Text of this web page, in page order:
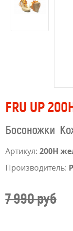
FRU UP
Босоножки
Артикул: 200H
Производитель:
7 990 руб